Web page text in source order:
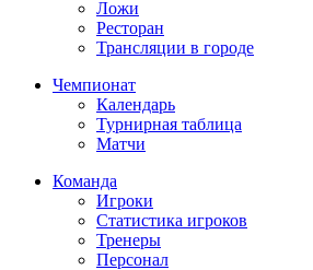
Ложи
Ресторан
Трансляции в городе
Чемпионат
Календарь
Турнирная таблица
Матчи
Команда
Игроки
Статистика игроков
Тренеры
Персонал